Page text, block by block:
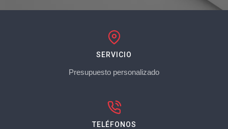
SERVICIO
Presupuesto personalizado
TELÉFONOS